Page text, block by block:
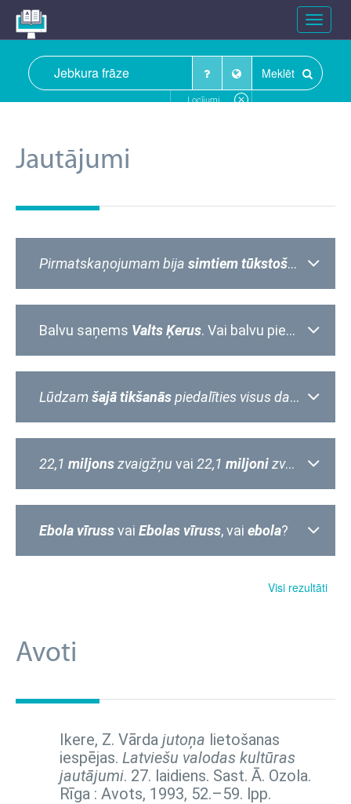
Toggle
Meklēt
Locījumi
Jautājumi
Pirmatskaņojumam bija simtiem tūkstošu
Balvu saņems Valts Ķerus. Vai balvu piešķir
Lūdzamšajā tikšanāspiedalīties visus dalībniekus!
22,1 miljonszvaigžņu vai 22,1 miljonizvaigžņu
Ebola vīrussvai Ebolas vīruss, vai ebola?
Visi rezultāti
Avoti
Ikere, Z. Vārda jutoņa lietošanas
iespējas. Latviešu valodas kultūras
jautājumi. 27. laidiens. Sast. Ā. Ozola.
Rīga : Avots, 1993, 52.–59. lpp.